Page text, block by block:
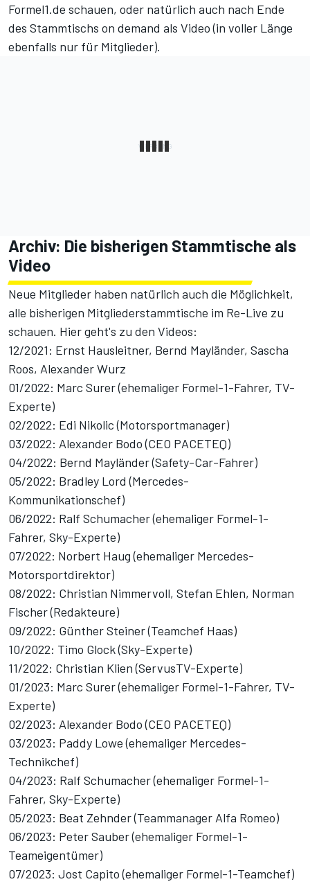
Formel1.de schauen, oder natürlich auch nach Ende
des Stammtischs on demand als Video (in voller Länge
ebenfalls nur für Mitglieder).
Archiv: Die bisherigen Stammtische als
Video
Neue Mitglieder haben natürlich auch die Möglichkeit,
alle bisherigen Mitgliederstammtische im Re-Live zu
schauen. Hier geht's zu den Videos:
12/2021: Ernst Hausleitner, Bernd Mayländer, Sascha
Roos, Alexander Wurz
01/2022: Marc Surer (ehemaliger Formel-1-Fahrer, TV-
Experte)
02/2022: Edi Nikolic (Motorsportmanager)
03/2022: Alexander Bodo (CEO PACETEQ)
04/2022: Bernd Mayländer (Safety-Car-Fahrer)
05/2022: Bradley Lord (Mercedes-
Kommunikationschef)
06/2022: Ralf Schumacher (ehemaliger Formel-1-
Fahrer, Sky-Experte)
07/2022: Norbert Haug (ehemaliger Mercedes-
Motorsportdirektor)
08/2022: Christian Nimmervoll, Stefan Ehlen, Norman
Fischer (Redakteure)
09/2022: Günther Steiner (Teamchef Haas)
10/2022: Timo Glock (Sky-Experte)
11/2022: Christian Klien (ServusTV-Experte)
01/2023: Marc Surer (ehemaliger Formel-1-Fahrer, TV-
Experte)
02/2023: Alexander Bodo (CEO PACETEQ)
03/2023: Paddy Lowe (ehemaliger Mercedes-
Technikchef)
04/2023: Ralf Schumacher (ehemaliger Formel-1-
Fahrer, Sky-Experte)
05/2023: Beat Zehnder (Teammanager Alfa Romeo)
06/2023: Peter Sauber (ehemaliger Formel-1-
Teameigentümer)
07/2023: Jost Capito (ehemaliger Formel-1-Teamchef)